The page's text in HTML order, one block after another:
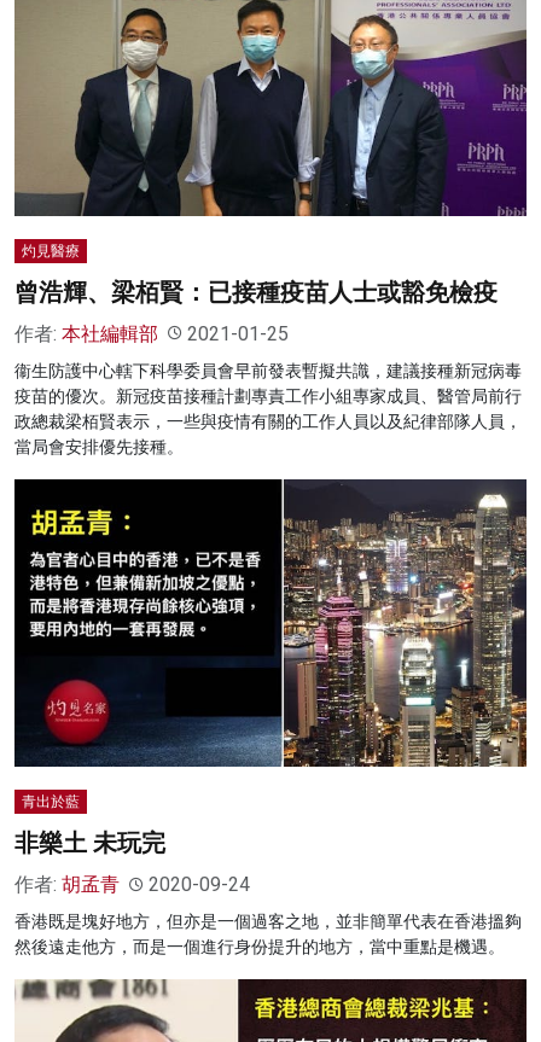
灼見醫療
曾浩輝、梁栢賢：已接種疫苗人士或豁免檢疫
作者: 本社編輯部 2021-01-25
衞生防護中心轄下科學委員會早前發表暫擬共識，建議接種新冠病毒
疫苗的優次。新冠疫苗接種計劃專責工作小組專家成員、醫管局前行
政總裁梁栢賢表示，一些與疫情有關的工作人員以及紀律部隊人員，
當局會安排優先接種。
青出於藍
非樂土 未玩完
作者: 胡孟青 2020-09-24
香港既是塊好地方，但亦是一個過客之地，並非簡單代表在香港搵夠
然後遠走他方，而是一個進行身份提升的地方，當中重點是機遇。